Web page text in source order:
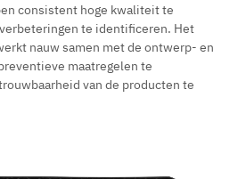
consistent hoge kwaliteit te
te identificeren. Het
nauw samen met de ontwerp- en
maatregelen te
van de producten te